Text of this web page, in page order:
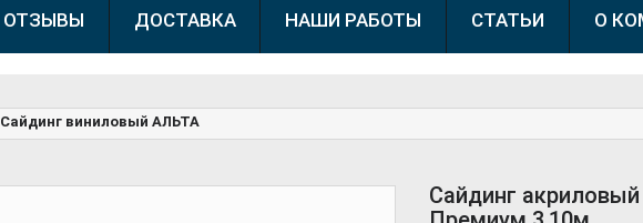
ОТЗЫВЫ ДОСТАВКА НАШИ РАБОТЫ СТАТЬИ О
Сайдинг виниловый АЛЬТА
Сайдинг